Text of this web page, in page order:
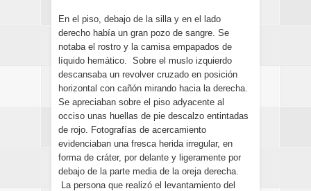
En el piso, debajo de la silla y en el lado
derecho había un gran pozo de sangre. Se
notaba el rostro y la camisa empapados de
líquido hemático. Sobre el muslo izquierdo
descansaba un revolver cruzado en posición
horizontal con cañón mirando hacia la derecha.
Se apreciaban sobre el piso adyacente al
occiso unas huellas de pie descalzo entintadas
de rojo. Fotografías de acercamiento
evidenciaban una fresca herida irregular, en
forma de cráter, por delante y ligeramente por
debajo de la parte media de la oreja derecha.
La persona que realizó el levantamiento del